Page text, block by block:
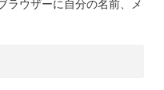
ラウザーに自分の名前、メ